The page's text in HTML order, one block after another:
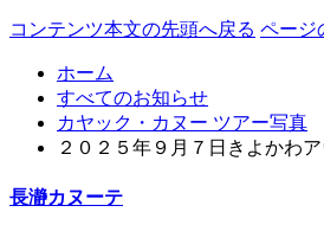
コンテンツ本文の先頭へ戻る ページ
ホーム
すべてのお知らせ
カヤック・カヌー ツアー写真
２０２５年９月７日きよかわ
長瀞カヌーテ